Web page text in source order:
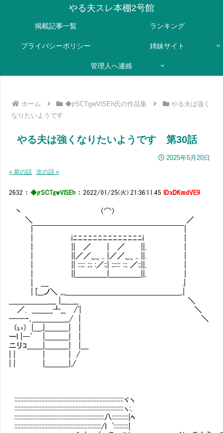
やる夫スレ本棚2号館
掲載記事一覧 ランキング
プライバシーポリシー 姉妹サイト
管理人へ連絡
ホーム ◆jrSCTgwVlSEh氏の作品集
やる夫は強く
なりたいようです
やる夫は強くなりたいようです 第30話
2025年5月20日
« 前の話 次の話 »
2632 ：◆jrSCTgwVlSEh ：2022/01/25(火) 21:36:11.45 ID:xDKmdVE9
丶 (⌒)
＼ ／
|￣￣￣￣￣￣￣￣￣￣￣￣￣￣￣￣￣￣￣|
| iﾆﾆﾆﾆﾆﾆﾆﾆﾆﾆﾆﾆﾆﾆi |
| || ／ | ／ ||. |
| ||／／,_._ .. |／／,_._ .. ||. |
| || :::;: ;:; :／:;| :;:::: ::; ／:;||. |
| [__,ノ＼ ,,,_＿＿＿＿＿＿＿＿＿＿＿＿＿＿_,|
＿＿＿＿＿___ |__＿__ ＼
／. _＿＿_┻__ /'| ＼
──‐､＿＿＿＿__/ | ＼
(ぃ) |＿,|＿＿＿| |
ーl |―' |＿＿＿| |
ニリｺ＿＿|＿＿＿| |＿
| | | | /
| | |＿＿＿|,/
:::::::::::::::::::::::::::::::::::::::::::::::::::::::::::::::::::::::::ヾヽ
:::::::::::::::::::::::::::::::::::::::::::::::::::::::::::::::::::::::::ヽ:.
::::::::::::::::::::::::::::::::::::::::::::::::::::::::::::八:::::::::::|ﾍ
::::::::::::::::::::::::::::::::::::::::::::::::::::::::::/l '::::::::::|